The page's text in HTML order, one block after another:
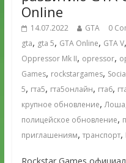
Online
14.07.2022 GTA 0
gta, gta 5, GTA Online, GTA V,
Oppressor Mk II, opressor,
Games, rockstargames,
5, гта5, гта5онлайн, гта6,
крупное обновление,
полицейское обновление,
приглашениям, транспорт,
Rockstar Games